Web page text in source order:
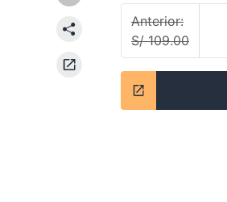
Anterior:
S/ 109.00